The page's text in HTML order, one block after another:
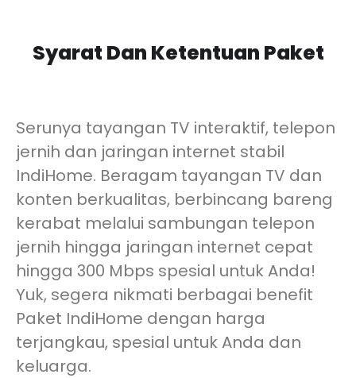
Syarat Dan Ketentuan Paket
Serunya tayangan TV interaktif, telepon
jernih dan jaringan internet stabil
IndiHome. Beragam tayangan TV dan
konten berkualitas, berbincang bareng
kerabat melalui sambungan telepon
jernih hingga jaringan internet cepat
hingga 300 Mbps spesial untuk Anda!
Yuk, segera nikmati berbagai benefit
Paket IndiHome dengan harga
terjangkau, spesial untuk Anda dan
keluarga.